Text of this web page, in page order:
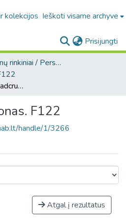
kolekcijos Ieškoti visame archyve
Prisijungti
5.2. Asmenų rinkiniai / Personal collections
community.search.breadcrumbs
F122
handle/1/3266
Atgal į rezultatus